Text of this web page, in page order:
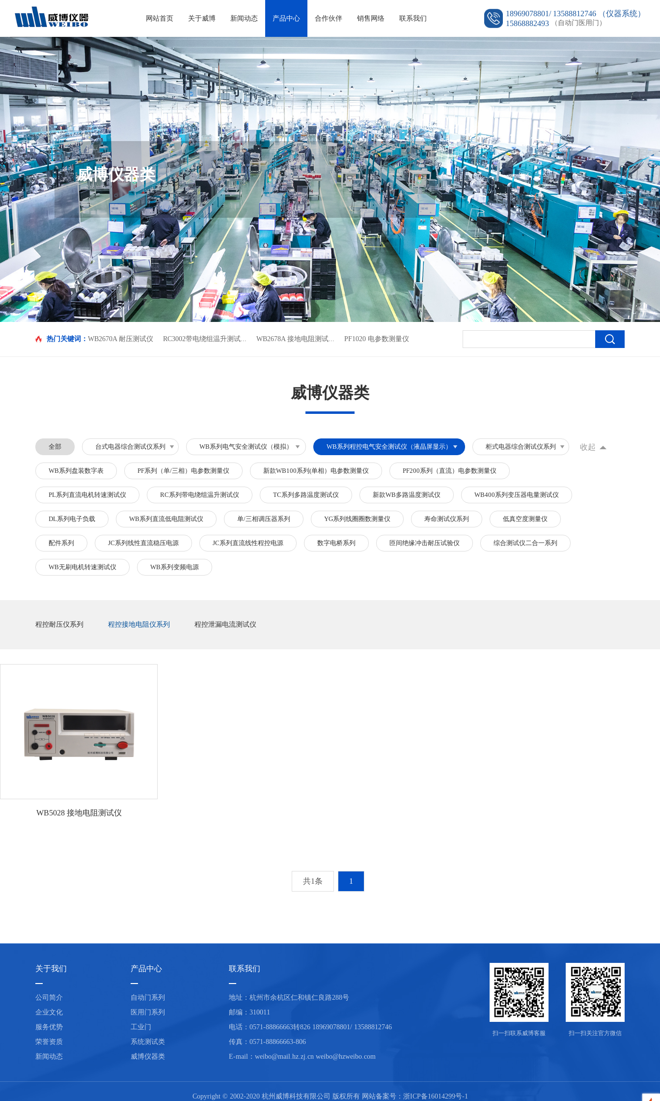
网站首页 关于威博 新闻动态 产品中心 合作伙伴 销售网络 联系我们
18969078801/ 13588812746 （仪器系统）
15868882493
（自动门医用门）
威博仪器类
热门关键词： WB2670A 耐压测试仪 RC3002带电绕组温升测试... WB2678A 接地电阻测试... PF1020 电参数测量仪
威博仪器类
全部 台式电器综合测试仪系列 WB系列电气安全测试仪（模拟） WB系列程控电气安全测试仪（液晶屏显示） 柜式电器综合测试仪系列
WB系列盘装数字表 PF系列（单/三相）电参数测量仪 新款WB100系列(单相）电参数测量仪 PF200系列（直流）电参数测量仪
PL系列直流电机转速测试仪 RC系列带电绕组温升测试仪 TC系列多路温度测试仪 新款WB多路温度测试仪 WB400系列变压器电量测试仪
DL系列电子负载 WB系列直流低电阻测试仪 单/三相调压器系列 YG系列线圈圈数测量仪 寿命测试仪系列 低真空度测量仪
配件系列 JC系列线性直流稳压电源 JC系列直流线性程控电源 数字电桥系列 匝间绝缘冲击耐压试验仪 综合测试仪二合一系列
WB无刷电机转速测试仪 WB系列变频电源
收起
程控耐压仪系列 程控接地电阻仪系列 程控泄漏电流测试仪
WB5028 接地电阻测试仪
共1条 1
关于我们
公司简介
企业文化
服务优势
荣誉资质
新闻动态
产品中心
自动门系列
医用门系列
工业门
系统测试类
威博仪器类
联系我们
地址：杭州市余杭区仁和镇仁良路288号
邮编：310011
电话：0571-88866663转826 18969078801/ 13588812746
传真：0571-88866663-806
E-mail：weibo@mail.hz.zj.cn weibo@hzweibo.com
扫一扫联系威博客服 扫一扫关注官方微信
Copyright © 2002-2020 杭州威博科技有限公司 版权所有 网站备案号： 浙ICP备16014299号-1